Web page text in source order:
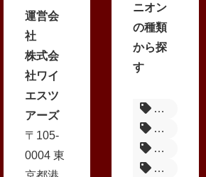
運営会
社
株式会
社ワイ
エスツ
アーズ
〒105-
0004 東
ニオン
の種類
から探
す
シースル
ノーマル
一人宴会
ピンクコ